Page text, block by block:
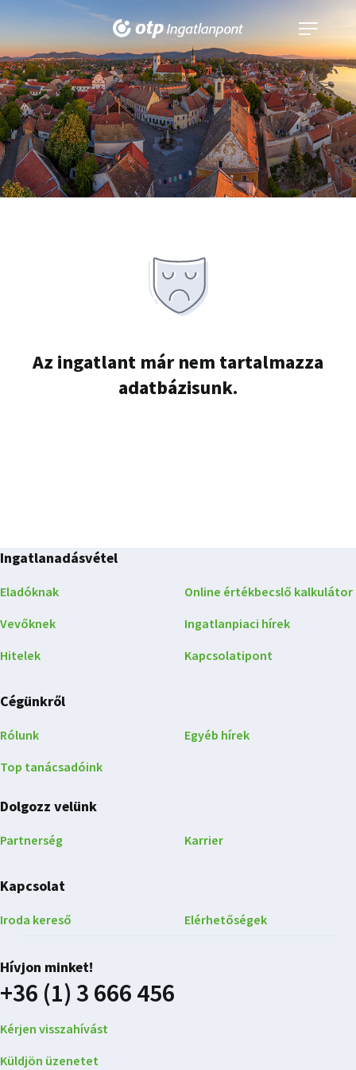
Navigáció
kinyitása
Az ingatlant már nem tartalmazza
adatbázisunk.
Ingatlanadásvétel
Eladóknak
Vevőknek
Hitelek
Online értékbecslő kalkulátor
Ingatlanpiaci hírek
Kapcsolatipont
Cégünkről
Rólunk
Top tanácsadóink
Egyéb hírek
Dolgozz velünk
Partnerség Karrier
Kapcsolat
Iroda kereső Elérhetőségek
Hívjon minket!
+36 (1) 3 666 456
Kérjen visszahívást
Küldjön üzenetet